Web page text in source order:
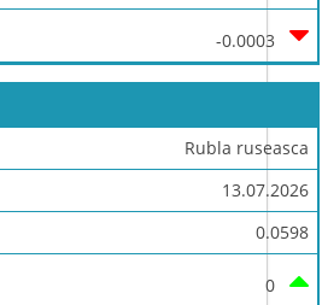
-0.0003
Rubla ruseasca
13.07.2026
0.0598
0